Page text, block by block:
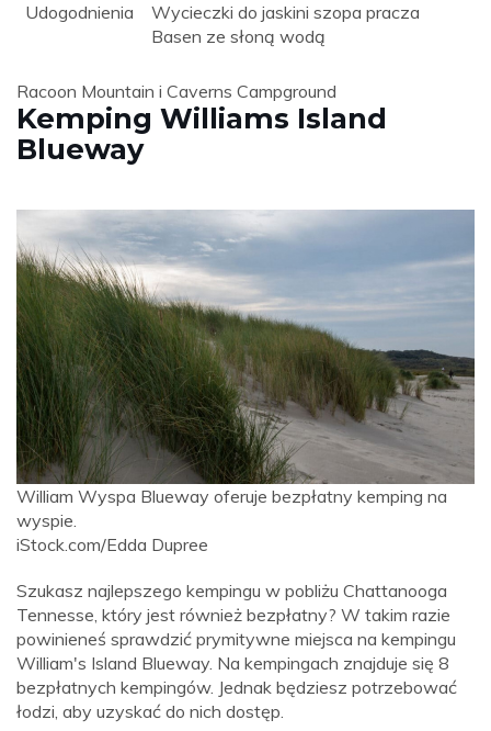
Udogodnienia
Wycieczki do jaskini szopa pracza
Basen ze słoną wodą
Racoon Mountain i Caverns Campground
Kemping Williams Island
Blueway
William Wyspa Blueway oferuje bezpłatny kemping na
wyspie.
iStock.com/Edda Dupree
Szukasz najlepszego kempingu w pobliżu Chattanooga
Tennesse, który jest również bezpłatny? W takim razie
powinieneś sprawdzić prymitywne miejsca na kempingu
William's Island Blueway. Na kempingach znajduje się 8
bezpłatnych kempingów. Jednak będziesz potrzebować
łodzi, aby uzyskać do nich dostęp.